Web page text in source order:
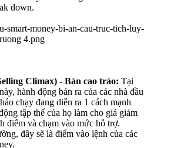
down.
Climax) - Bán cao trào: Tại
hành động bán ra của các nhà đầu
chạy đang diễn ra 1 cách mạnh
tập thể của họ làm cho giá giảm
điểm và chạm vào mức hỗ trợ.
đây sẽ là điểm vào lệnh của các